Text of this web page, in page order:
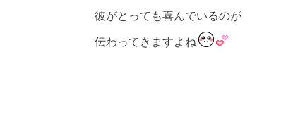
彼がとっても喜んでいるのが
伝わってきますよね